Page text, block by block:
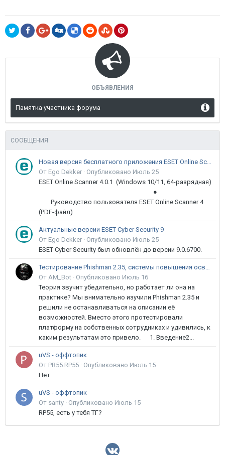
ОБЪЯВЛЕНИЯ
Памятка участника форума
СООБЩЕНИЯ
Новая версия бесплатного приложения ESET Online Scanner доступна пользователям
От Ego Dekker · Опубликовано Июль 25
ESET Online Scanner 4.0.1 (Windows 10/11, 64-разрядная)
●
Руководство пользователя ESET Online Scanner 4
(PDF-файл)
Актуальные версии ESET Cyber Security 9
От Ego Dekker · Опубликовано Июль 25
ESET Cyber Security был обновлён до версии 9.0.6700.
Тестирование Phishman 2.35, системы повышения осведомлённости пользователей в сфере ИБ
От AM_Bot · Опубликовано Июль 16
Теория звучит убедительно, но работает ли она на
практике? Мы внимательно изучили Phishman 2.35 и
решили не останавливаться на описании её
возможностей. Вместо этого протестировали
платформу на собственных сотрудниках и удивились, к
каким результатам это привело. 1. Введение2...
uVS - оффтопик
От PR55.RP55 · Опубликовано Июль 15
Нет.
uVS - оффтопик
От santy · Опубликовано Июль 15
RP55, есть у тебя ТГ?